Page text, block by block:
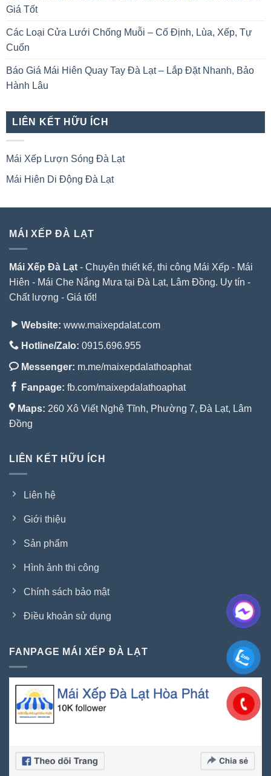
Giá Tốt
Các Loại Cửa Lưới Chống Muỗi – Cố Định, Lùa, Xếp, Tự
Cuốn
Báo Giá Mái Hiên Quay Tay Đà Lạt – Lắp Đặt Nhanh, Bảo
Hành Lâu
LIÊN KẾT HỮU ÍCH
Mái Xếp Lượn Sóng Đà Lạt
Mái Hiên Di Động Đà Lạt
MÁI XẾP ĐÀ LẠT
Mái Xếp Đà Lạt - Chuyên thiết kế, thi công Mái Xếp - Mái
Hiên - Mái Che Nắng Mưa tại Đà Lạt, Lâm Đồng. Uy tín -
Chất lượng - Giá tốt!
Website: www.maixepdalat.com
Hotline/Zalo: 0915.696.955
Messenger: m.me/maixepdalathoaphat
Fanpage: fb.com/maixepdalathoaphat
Maps: 260 Xô Viết Nghệ Tĩnh, Phường 7, Đà Lạt, Lâm
Đồng
LIÊN KẾT HỮU ÍCH
Liên hệ
Giới thiệu
Sản phẩm
Hình ảnh thi công
Chính sách bảo mật
Điều khoản sử dụng
FANPAGE MÁI XẾP ĐÀ LẠT